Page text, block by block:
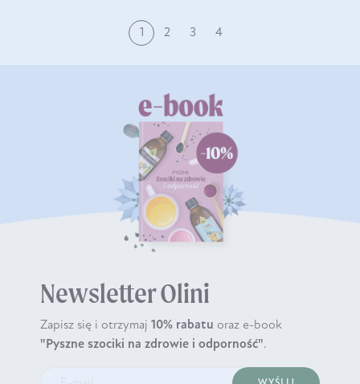
1 2 3 4
Newsletter Olini
Zapisz się i otrzymaj 10% rabatu oraz e-book
"Pyszne szociki na zdrowie i odporność".